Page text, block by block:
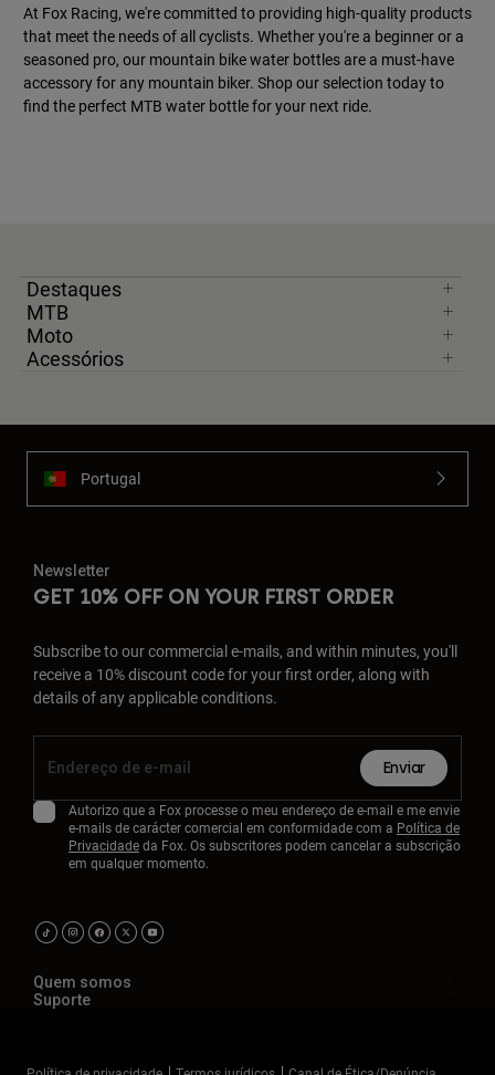
At Fox Racing, we're committed to providing high-quality products
that meet the needs of all cyclists. Whether you're a beginner or a
seasoned pro, our mountain bike water bottles are a must-have
accessory for any mountain biker. Shop our selection today to
find the perfect MTB water bottle for your next ride.
Destaques
MTB
Moto
Acessórios
Portugal
Newsletter
GET 10% OFF ON YOUR FIRST ORDER
Subscribe to our commercial e-mails, and within minutes, you'll
receive a 10% discount code for your first order, along with
details of any applicable conditions.
Enviar
Autorizo que a Fox processe o meu endereço de e-mail e me envie
e-mails de carácter comercial em conformidade com a Política de
Privacidadeda Fox. Os subscritores podem cancelar a subscrição
em qualquer momento.
Quem somos
Suporte